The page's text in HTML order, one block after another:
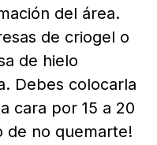
del área.
de criogel o
de hielo
Debes colocarla
cara por 15 a 20
de no quemarte!